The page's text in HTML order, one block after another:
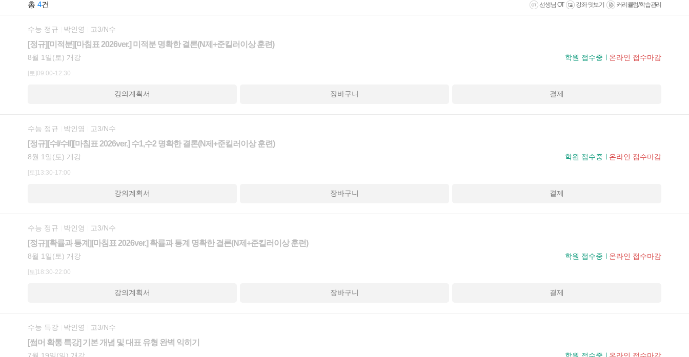
총 4건 선생님 OT 강좌 맛보기 커리큘럼/학습관리
수능 정규 박인영 고3/N수
[정규][미적분][마침표 2026ver.] 미적분 명확한 결론(N제+준킬러이상 훈련)
8월 1일(토) 개강 학원 접수중 온라인 접수마감
[토]09:00-12:30
강의계획서 장바구니 결제
수능 정규 박인영 고3/N수
[정규][수I/수II][마침표 2026ver.] 수1,수2 명확한 결론(N제+준킬러이상 훈련)
8월 1일(토) 개강 학원 접수중 온라인 접수마감
[토]13:30-17:00
강의계획서 장바구니 결제
수능 정규 박인영 고3/N수
[정규][확률과 통계][마침표 2026ver.] 확률과 통계 명확한 결론(N제+준킬러이상 훈련)
8월 1일(토) 개강 학원 접수중 온라인 접수마감
[토]18:30-22:00
강의계획서 장바구니 결제
수능 특강 박인영 고3/N수
[썸머 확통 특강] 기본 개념 및 대표 유형 완벽 익히기